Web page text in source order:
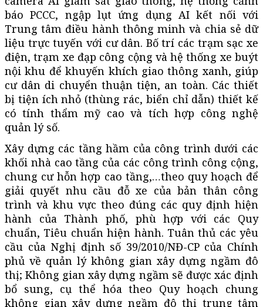
báo PCCC, ngập lụt ứng dụng AI kết nối với
Trung tâm điều hành thông minh và chia sẻ dữ
liệu trực tuyến với cư dân. Bố trí các trạm sạc xe
điện, trạm xe đạp công cộng và hệ thống xe buýt
nội khu để khuyến khích giao thông xanh, giúp
cư dân di chuyển thuận tiện, an toàn. Các thiết
bị tiện ích nhỏ (thùng rác, biển chỉ dẫn) thiết kế
có tính thẩm mỹ cao và tích hợp công nghệ
quản lý số.
Xây dựng các tầng hầm của công trình dưới các
khối nhà cao tầng của các công trình công cộng,
chung cư hỗn hợp cao tầng,…theo quy hoạch để
giải quyết nhu cầu đỗ xe của bản thân công
trình và khu vực theo đúng các quy định hiện
hành của Thành phố, phù hợp với các Quy
chuẩn, Tiêu chuẩn hiện hành. Tuân thủ các yêu
cầu của Nghị định số 39/2010/NĐ-CP của Chính
phủ về quản lý không gian xây dựng ngầm đô
thị; Không gian xây dựng ngầm sẽ được xác định
bổ sung, cụ thể hóa theo Quy hoạch chung
không gian xây dựng ngầm đô thị trung tâm